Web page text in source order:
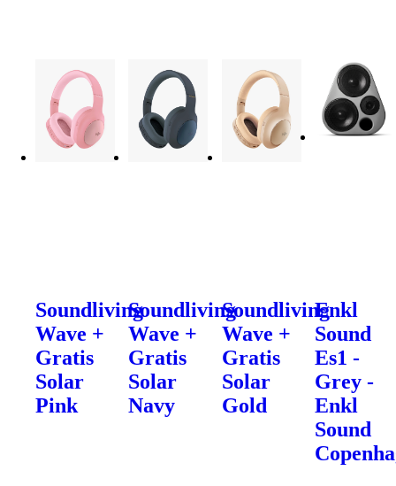
Soundliving
Wave +
Gratis
Solar
Pink
Soundliving
Wave +
Gratis
Solar
Navy
Soundliving
Wave +
Gratis
Solar
Gold
Enkl
Sound
Es1 -
Grey -
Enkl
Sound